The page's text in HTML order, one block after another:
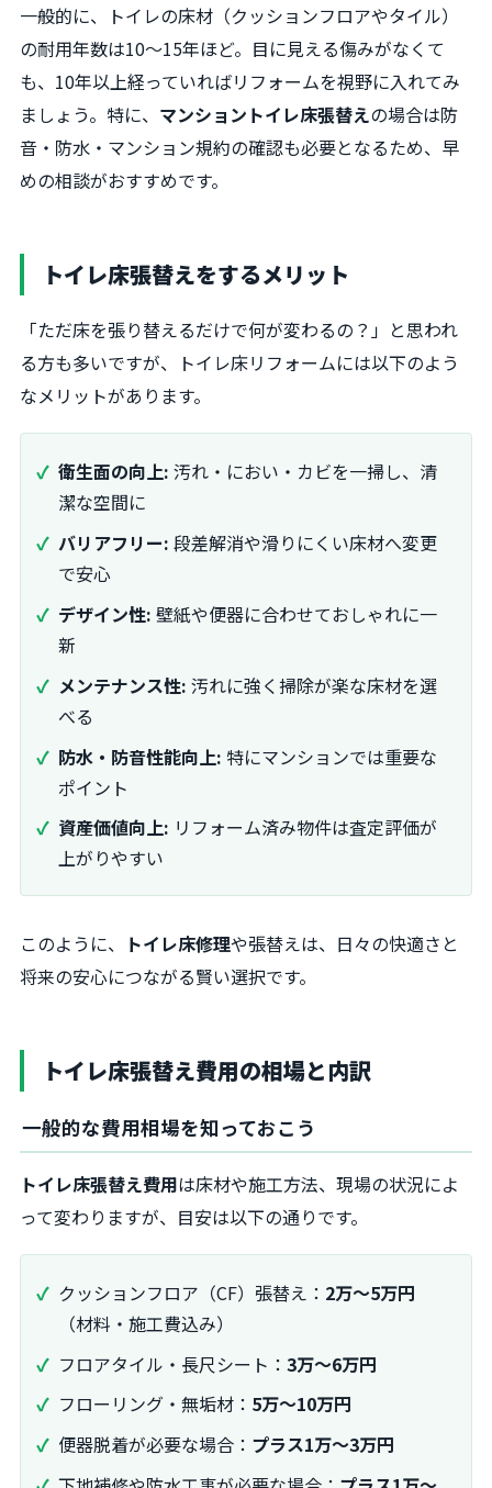
一般的に、トイレの床材（クッションフロアやタイル）
の耐用年数は10〜15年ほど。目に見える傷みがなくて
も、10年以上経っていればリフォームを視野に入れてみ
ましょう。特に、 マンショントイレ床張替えの場合は防
音・防水・マンション規約の確認も必要となるため、早
めの相談がおすすめです。
トイレ床張替えをするメリット
「ただ床を張り替えるだけで何が変わるの？」と思われ
る方も多いですが、トイレ床リフォームには以下のよう
なメリットがあります。
衛生面の向上: 汚れ・におい・カビを一掃し、清
潔な空間に
バリアフリー: 段差解消や滑りにくい床材へ変更
で安心
デザイン性: 壁紙や便器に合わせておしゃれに一
新
メンテナンス性: 汚れに強く掃除が楽な床材を選
べる
防水・防音性能向上: 特にマンションでは重要な
ポイント
資産価値向上: リフォーム済み物件は査定評価が
上がりやすい
このように、 トイレ床修理や張替えは、日々の快適さと
将来の安心につながる賢い選択です。
トイレ床張替え費用の相場と内訳
一般的な費用相場を知っておこう
トイレ床張替え費用は床材や施工方法、現場の状況によ
って変わりますが、目安は以下の通りです。
クッションフロア（CF）張替え： 2万〜5万円
（材料・施工費込み）
フロアタイル・長尺シート： 3万〜6万円
フローリング・無垢材： 5万〜10万円
便器脱着が必要な場合： プラス1万〜3万円